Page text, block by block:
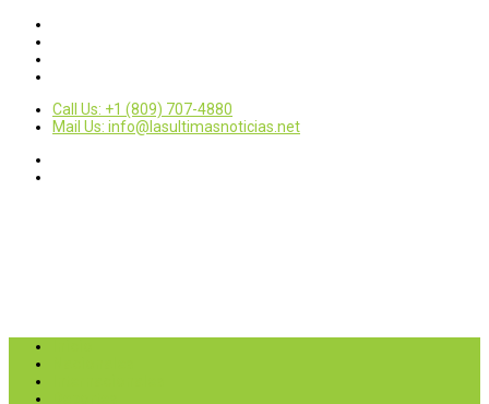
Call Us: +1 (809) 707-4880
Mail Us: info@lasultimasnoticias.net